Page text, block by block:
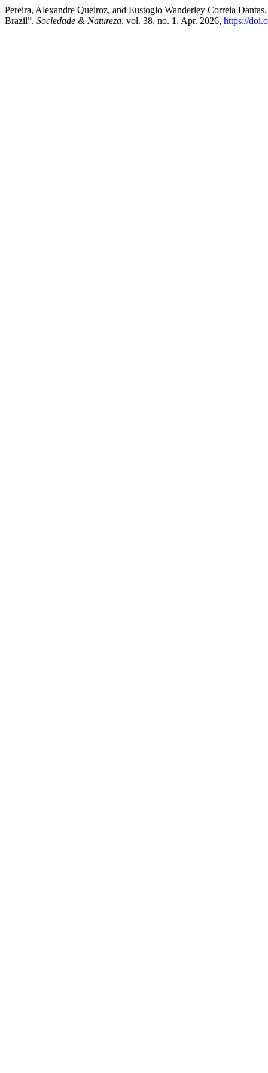
Pereira, Alexandre Queiroz, and Eustogio Wanderley Correia
Brazil”. Sociedade & Natureza, vol. 38, no. 1, Apr. 2026, https://